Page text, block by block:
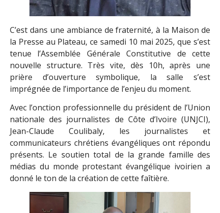
C’est dans une ambiance de fraternité, à la Maison de
la Presse au Plateau, ce samedi 10 mai 2025, que s’est
tenue l’Assemblée Générale Constitutive de cette
nouvelle structure. Très vite, dès 10h, après une
prière d’ouverture symbolique, la salle s’est
imprégnée de l’importance de l’enjeu du moment.
Avec l’onction professionnelle du président de l’Union
nationale des journalistes de Côte d’Ivoire (UNJCI),
Jean-Claude Coulibaly, les journalistes et
communicateurs chrétiens évangéliques ont répondu
présents. Le soutien total de la grande famille des
médias du monde protestant évangélique ivoirien a
donné le ton de la création de cette faîtière.